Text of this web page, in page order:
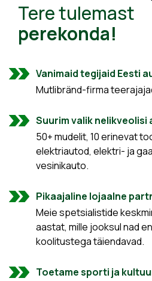
Tere tulemast
perekonda!
Vanimaid tegijaid Eesti
Mutlibränd-firma
Suurim valik nelikveolisi
50+ mudelit, 10 erinevat
elektriautod, elektri- ja
vesinikauto.
Pikaajaline lojaalne
Meie spetsialistide
aastat, mille jooksul nad
koolitustega täiendavad.
Toetame sporti ja